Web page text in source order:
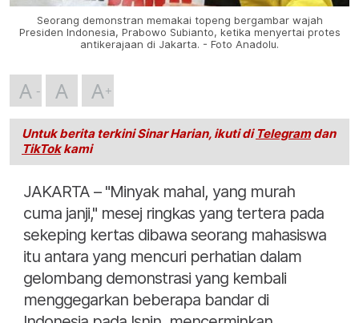
Seorang demonstran memakai topeng bergambar wajah
Presiden Indonesia, Prabowo Subianto, ketika menyertai protes
antikerajaan di Jakarta. - Foto Anadolu.
A A A
Untuk berita terkini Sinar Harian, ikuti di Telegramdan
TikTokkami
JAKARTA – "Minyak mahal, yang murah
cuma janji," mesej ringkas yang tertera pada
sekeping kertas dibawa seorang mahasiswa
itu antara yang mencuri perhatian dalam
gelombang demonstrasi yang kembali
menggegarkan beberapa bandar di